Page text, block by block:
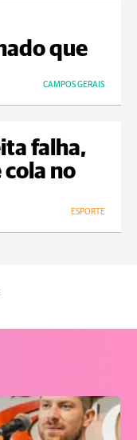
que
CAMPOS GERAIS
falha,
cola no
ESPORTE